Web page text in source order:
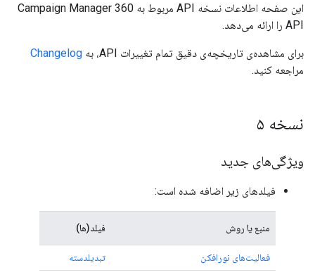
این صفحه اطلاعات نسخه API مربوط به Campaign Manager 360
API را ارائه می‌دهد.
برای مشاهده‌ی تاریخچه‌ی دقیق تمام تغییرات API، به
Changelog
مراجعه کنید.
نسخه ۵
ویژگی‌های جدید
فیلدهای زیر اضافه شده است:
منبع یا روش فیلد(ها)
فعالیت‌های نورافکن تبدیلدسته